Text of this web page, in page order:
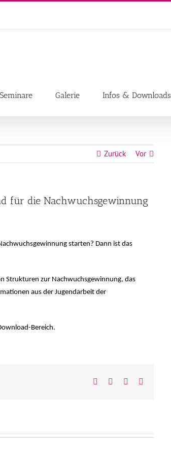
Seminare Galerie Infos & Downloads
Zurück Vor
für die Nachwuchsgewinnung
starten? Dann ist das
Strukturen zur Nachwuchsgewinnung, das
aus der Jugendarbeit der
Bereich.
Facebook
TwitterWhatsApp